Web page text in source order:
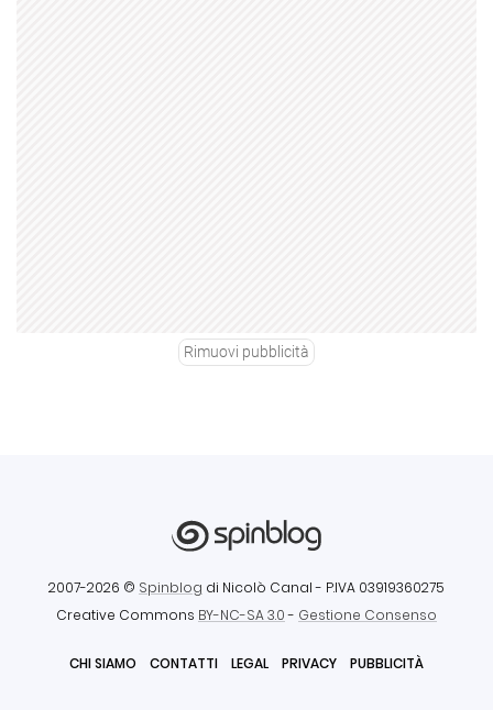
Rimuovi pubblicità
2007-2026 © Spinblog di Nicolò Canal - P.IVA 03919360275
Creative Commons BY-NC-SA 3.0- Gestione Consenso
CHI SIAMO CONTATTI LEGAL PRIVACY PUBBLICITÀ